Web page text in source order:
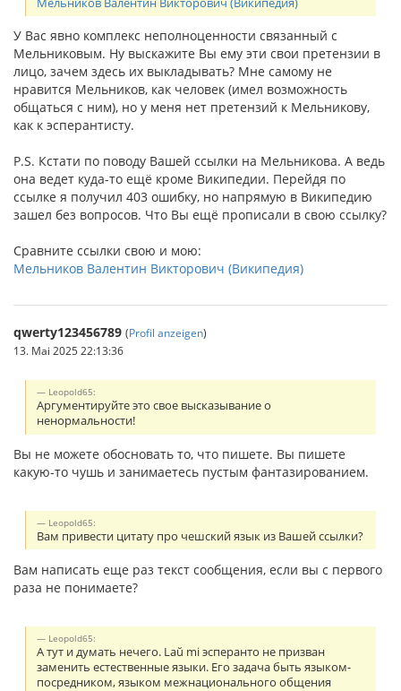
У Вас явно комплекс неполноценности связанный с
Мельниковым. Ну выскажите Вы ему эти свои претензии в
лицо, зачем здесь их выкладывать? Мне самому не
нравится Мельников, как человек (имел возможность
общаться с ним), но у меня нет претензий к Мельникову,
как к эсперантисту.
P.S. Кстати по поводу Вашей ссылки на Мельникова. А ведь
она ведет куда-то ещё кроме Википедии. Перейдя по
ссылке я получил 403 ошибку, но напрямую в Википедию
зашел без вопросов. Что Вы ещё прописали в свою ссылку?
Сравните ссылки свою и мою:
Мельников Валентин Викторович (Википедия)
qwerty123456789 (Profil anzeigen)
13. Mai 2025 22:13:36
Leopold65:
Аргументируйте это свое высказывание о
ненормальности!
Вы не можете обосновать то, что пишете. Вы пишете
какую-то чушь и занимаетесь пустым фантазированием.
Leopold65:
Вам привести цитату про чешский язык из Вашей ссылки?
Вам написать еще раз текст сообщения, если вы с первого
раза не понимаете?
Leopold65:
А тут и думать нечего. Laŭ mi эсперанто не призван
заменить естественные языки. Его задача быть языком-
посредником, языком межнационального общения